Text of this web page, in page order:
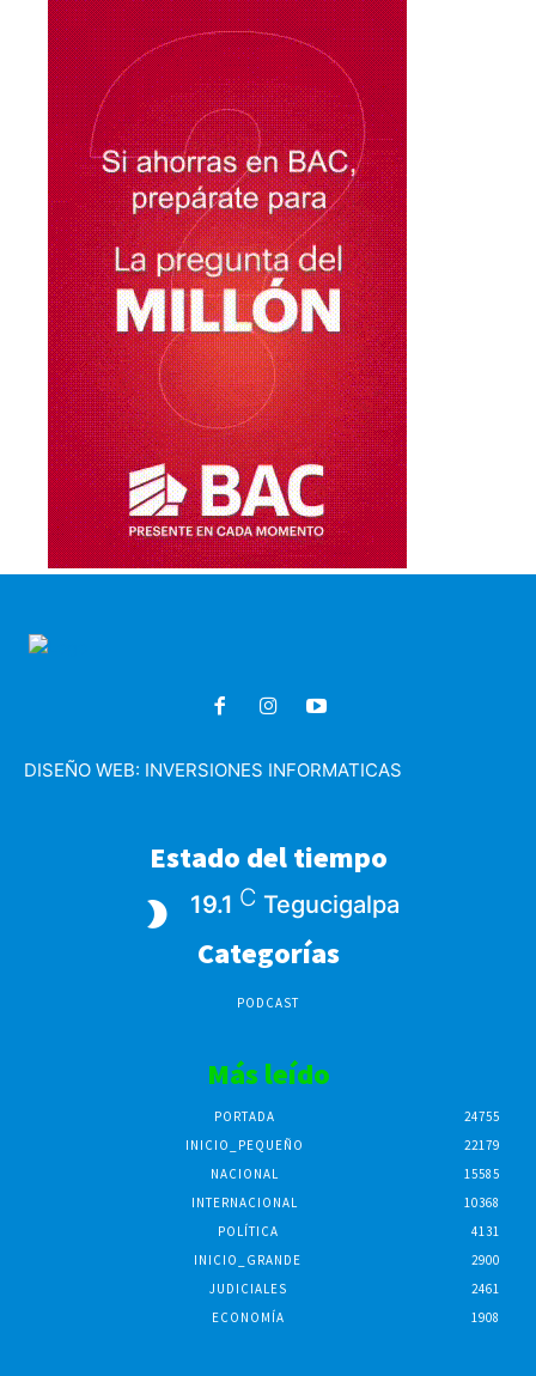
DISEÑO WEB: INVERSIONES INFORMATICAS
Estado del tiempo
19.1 C Tegucigalpa
Categorías
PODCAST
Más leído
PORTADA
24755
INICIO_PEQUEÑO
22179
NACIONAL
15585
INTERNACIONAL
10368
POLÍTICA
4131
INICIO_GRANDE
2900
JUDICIALES
2461
ECONOMÍA
1908